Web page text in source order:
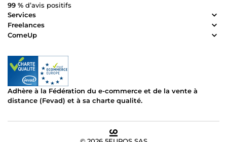
99 % d’avis positifs
Services
Freelances
ComeUp
Adhère à la Fédération du e-commerce et de la vente à
distance (Fevad) et à sa charte qualité.